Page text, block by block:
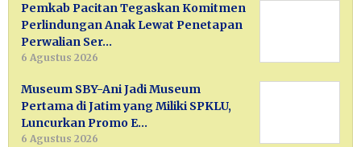
Pemkab Pacitan Tegaskan Komitmen
Perlindungan Anak Lewat Penetapan
Perwalian Ser…
6 Agustus 2026
Museum SBY-Ani Jadi Museum
Pertama di Jatim yang Miliki SPKLU,
Luncurkan Promo E…
6 Agustus 2026